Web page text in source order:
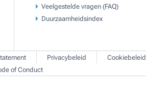
Veelgestelde vragen (FAQ)
Duurzaamheidsindex
Privacybeleid Cookiebeleid
of Conduct